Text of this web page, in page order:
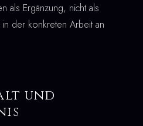
als Ergänzung, nicht als
der konkreten Arbeit an
und